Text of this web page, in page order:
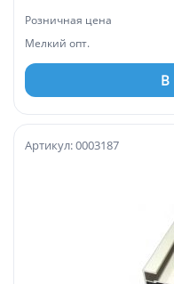
Розничная цена
Мелкий опт.
В
Артикул: 0003187